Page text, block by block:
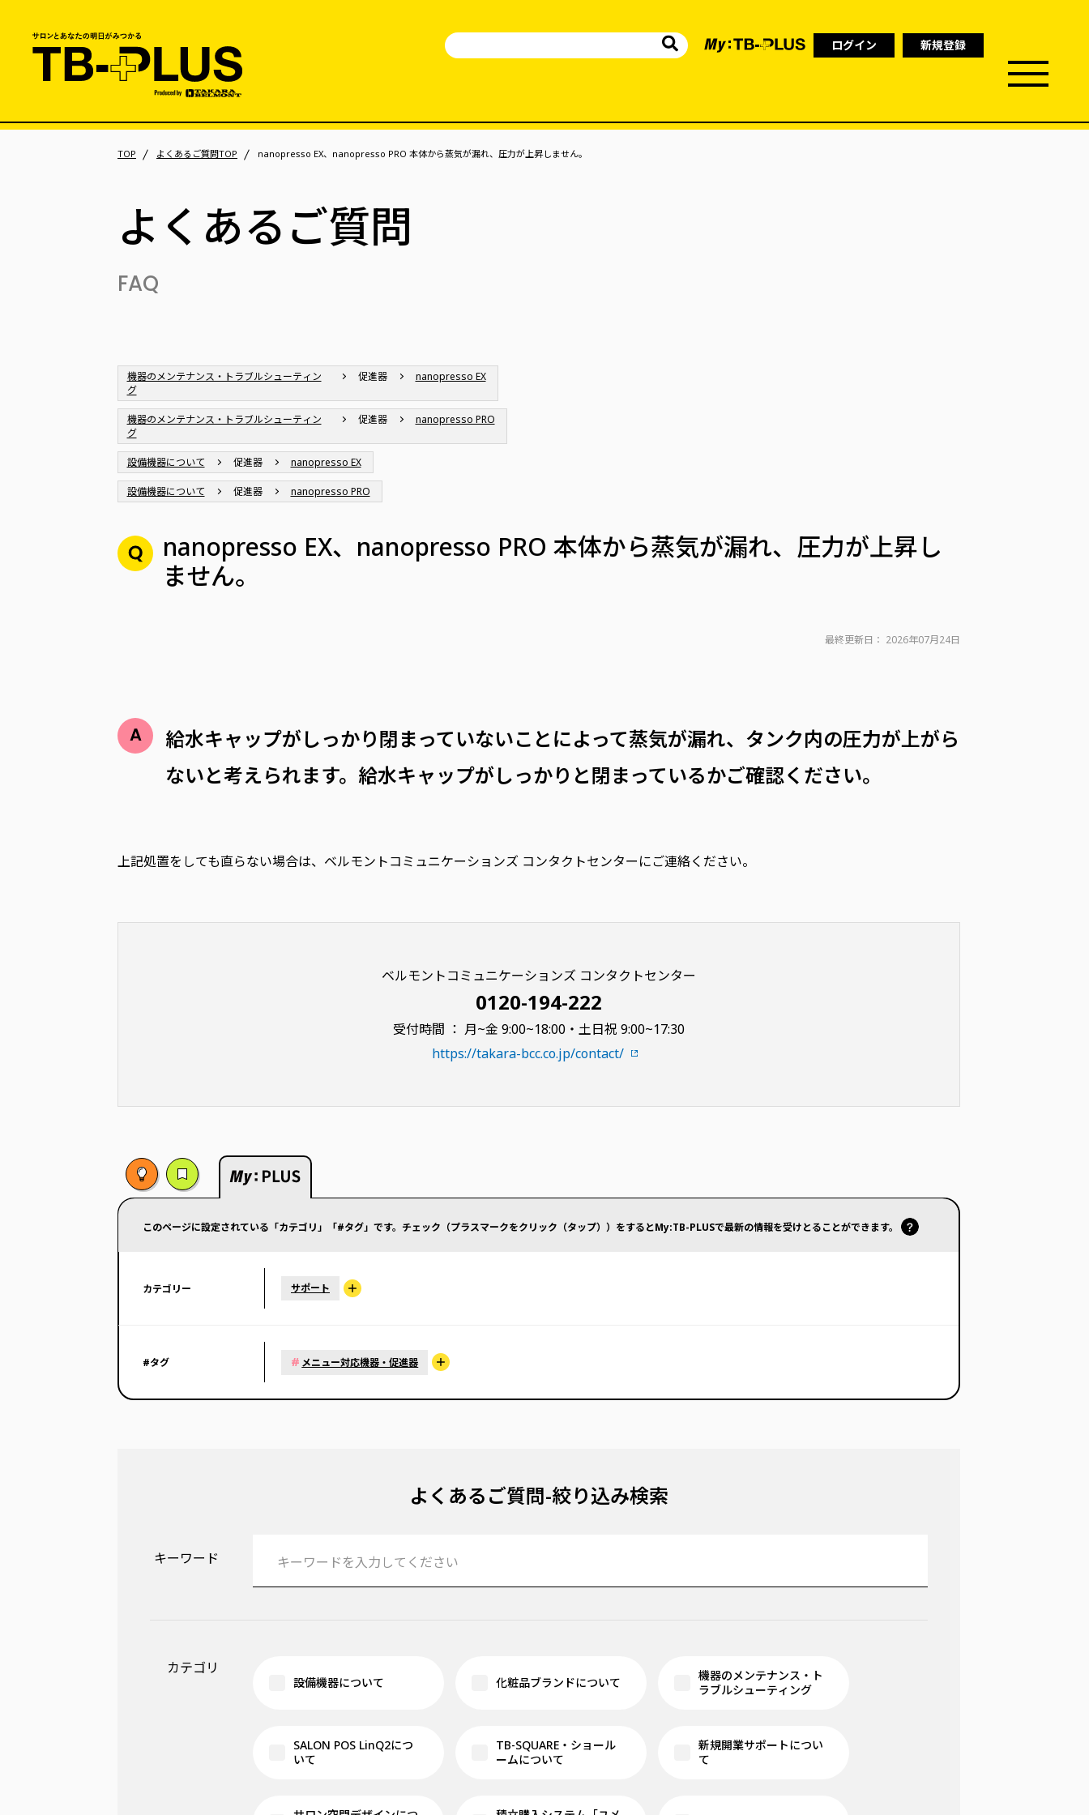
ログイン 新規登録
TOP よくあるご質問TOP nanopresso EX、nanopresso PRO 本体から蒸気が漏れ、圧力が上昇しません。
よくあるご質問
FAQ
機器のメンテナンス・トラブルシューティン
グ
促進器 nanopresso EX
機器のメンテナンス・トラブルシューティン
グ
促進器 nanopresso PRO
設備機器について 促進器 nanopresso EX
設備機器について 促進器 nanopresso PRO
nanopresso EX、nanopresso PRO 本体から蒸気が漏れ、圧力が上昇し
ません。
最終更新日： 2026年07月24日
給水キャップがしっかり閉まっていないことによって蒸気が漏れ、タンク内の圧力が上がら
ないと考えられます。給水キャップがしっかりと閉まっているかご確認ください。
上記処置をしても直らない場合は、ベルモントコミュニケーションズ コンタクトセンターにご連絡ください。
ベルモントコミュニケーションズ コンタクトセンター
0120-194-222
受付時間 ： 月~金 9:00~18:00・土日祝 9:00~17:30
https://takara-bcc.co.jp/contact/
このページに設定されている「カテゴリ」「#タグ」です。チェック（プラスマークをクリック（タップ））をするとMy:TB-PLUSで最新の情報を受けとることができます。
カテゴリー サポート
#タグ # メニュー対応機器・促進器
よくあるご質問-絞り込み検索
キーワード
カテゴリ
設備機器について 化粧品ブランドについて
機器のメンテナンス・ト
ラブルシューティング
SALON POS LinQ2につ
いて
TB-SQUARE・ショール
ームについて
新規開業サポートについ
て